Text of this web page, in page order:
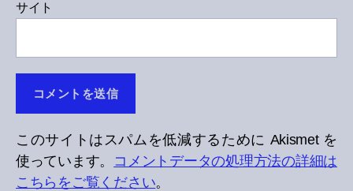
サイト
このサイトはスパムを低減するために Akismet を
使っています。 コメントデータの処理方法の詳細は
こちらをご覧ください。